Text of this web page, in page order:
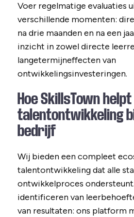
Voer regelmatige evaluaties
verschillende momenten:
na drie maanden en na een
inzicht in zowel directe
langetermijneffecten van
ontwikkelingsinvesteringen.
Hoe SkillsTown
talentontwikkeling
bedrijf
Wij bieden een compleet
talentontwikkeling dat alle
ontwikkelproces
identificeren van
van resultaten: ons platform